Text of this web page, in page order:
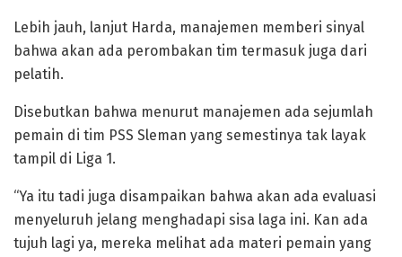
Lebih jauh, lanjut Harda, manajemen memberi sinyal
bahwa akan ada perombakan tim termasuk juga dari
pelatih.
Disebutkan bahwa menurut manajemen ada sejumlah
pemain di tim PSS Sleman yang semestinya tak layak
tampil di Liga 1.
“Ya itu tadi juga disampaikan bahwa akan ada evaluasi
menyeluruh jelang menghadapi sisa laga ini. Kan ada
tujuh lagi ya, mereka melihat ada materi pemain yang